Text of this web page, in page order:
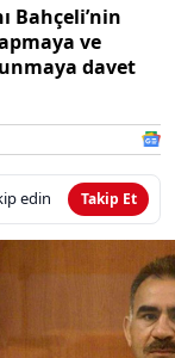
Bahçeli’nin
ve
davet
edin Takip Et